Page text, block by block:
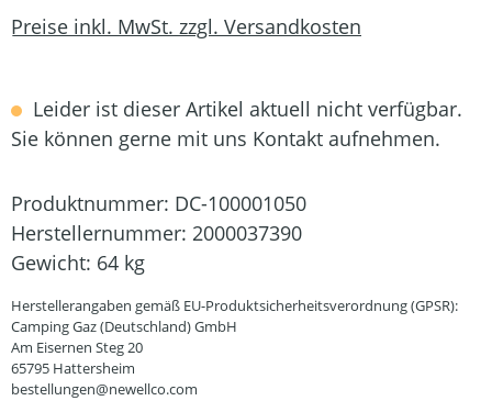
Preise inkl. MwSt. zzgl. Versandkosten
Leider ist dieser Artikel aktuell nicht verfügbar.
Sie können gerne mit uns Kontakt aufnehmen.
Produktnummer: DC-100001050
Herstellernummer: 2000037390
Gewicht: 64 kg
Herstellerangaben gemäß EU-Produktsicherheitsverordnung (GPSR):
Camping Gaz (Deutschland) GmbH
Am Eisernen Steg 20
65795 Hattersheim
bestellungen@newellco.com